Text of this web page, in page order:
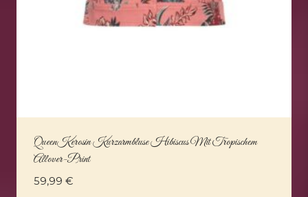
QueenKerosin Kurzarmbluse Hibiscus Mit Tropischem
Allover-Print
59,99 €